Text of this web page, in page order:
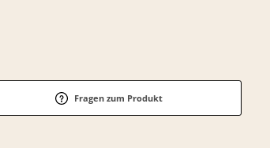
Fragen zum Produkt